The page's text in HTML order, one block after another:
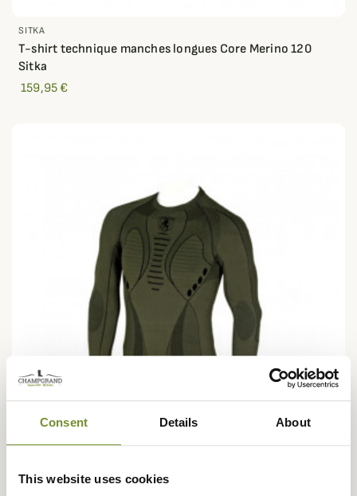
Consent Details About
This website uses cookies
SITKA
T-shirt technique manches longues Core Merino 120
Sitka
159,95 €